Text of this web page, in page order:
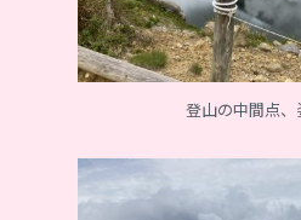
登山の中間点、